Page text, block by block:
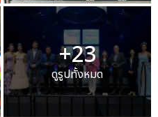
+23
ดูรูปทั้งหมด